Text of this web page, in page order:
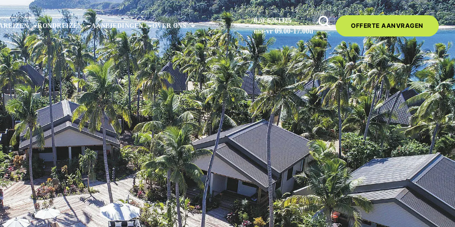
RONDREIZEN AANBIEDINGEN OVER ONS
020-6261325
ma-vr 09.00-17.00u
OFFERTE AANVRAGEN